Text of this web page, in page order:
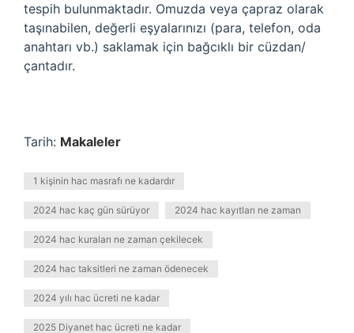
tespih bulunmaktadır. Omuzda veya çapraz olarak
taşınabilen, değerli eşyalarınızı (para, telefon, oda
anahtarı vb.) saklamak için bağcıklı bir cüzdan/
çantadır.
Tarih: Makaleler
1 kişinin hac masrafı ne kadardır
2024 hac kaç gün sürüyor 2024 hac kayıtları ne zaman
2024 hac kuraları ne zaman çekilecek
2024 hac taksitleri ne zaman ödenecek
2024 yılı hac ücreti ne kadar
2025 Diyanet hac ücreti ne kadar